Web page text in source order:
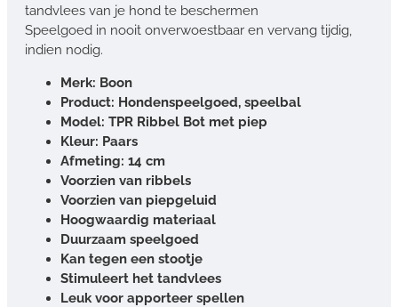
tandvlees van je hond te beschermen
Speelgoed in nooit onverwoestbaar en vervang tijdig,
indien nodig.
Merk: Boon
Product: Hondenspeelgoed, speelbal
Model: TPR Ribbel Bot met piep
Kleur: Paars
Afmeting: 14 cm
Voorzien van ribbels
Voorzien van piepgeluid
Hoogwaardig materiaal
Duurzaam speelgoed
Kan tegen een stootje
Stimuleert het tandvlees
Leuk voor apporteer spellen